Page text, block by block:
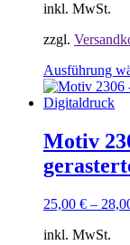
inkl. MwSt.
zzgl.
Ausführung
Motiv
25,00 € –
inkl. MwSt.